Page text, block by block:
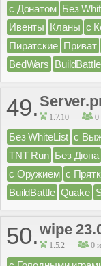
с Донатом Без
Ивенты Кланы с
Пиратские Приват
BedWars BuildBattle
49. 1.7.10 0
Без WhiteList с
TNT Run Без Дюпа
с Оружием с
BuildBattle Quake
50.wipe
1.5.2 0